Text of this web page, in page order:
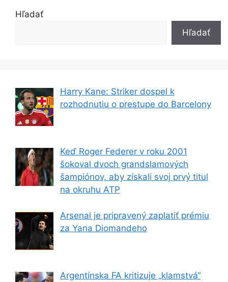
Hľadať
Hľadať
Harry Kane: Striker dospel k
rozhodnutiu o prestupe do Barcelony
Keď Roger Federer v roku 2001
šokoval dvoch grandslamových
šampiónov, aby získali svoj prvý titul
na okruhu ATP
Arsenal je pripravený zaplatiť prémiu
za Yana Diomandeho
Argentínska FA kritizuje „klamstvá“